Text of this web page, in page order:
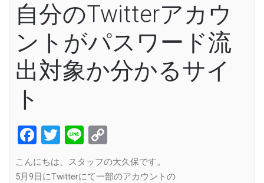
自分のTwitterアカウ
ントがパスワード流
出対象か分かるサイ
ト
Facebook
Twitter
Line
Link
こんにちは、スタッフの大久保です。
5月9日にTwitterにて一部のアカウントの